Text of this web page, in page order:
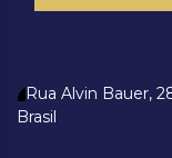
Rua Alvin Bauer,
Brasil